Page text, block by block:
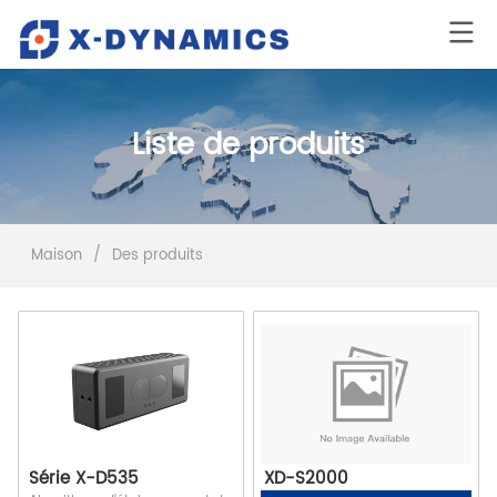
Liste de produits
Maison / Des produits
Série X-D535 XD-S2000